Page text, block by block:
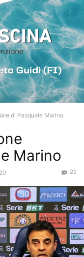
di Pasquale Marino
Marino
22